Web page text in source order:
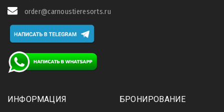
order@carnoustieresorts.ru
ИНФОРМАЦИЯ БРОНИРОВАНИЕ